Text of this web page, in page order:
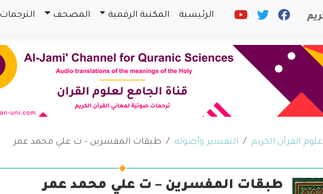
الرئيسية المكتبة الرقمية المصحف الترجمات
علوم القرآن الكريم التفسير وأصوله طبقات المفسرين – ت علي محمد عمر
طبقات المفسرين – ت علي محمد عمر